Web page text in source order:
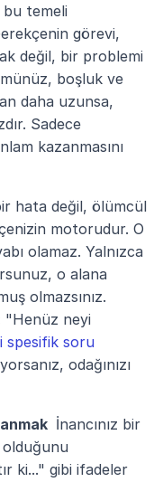
bu temeli
görevi,
değil, bir problemi
boşluk ve
daha uzunsa,
Sadece
kazanmasını
hata değil, ölümcül
motorudur. O
olamaz. Yalnızca
o alana
olmazsınız.
"Henüz neyi
spesifik soru
odağınızı
İnancınız bir
ki..." gibi ifadeler